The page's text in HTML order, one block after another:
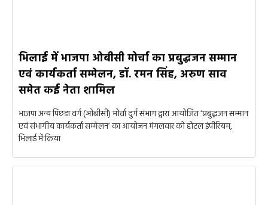
भिलाई में भाजपा ओबीसी मोर्चा का प्रबुद्धजन सम्मान
एवं कार्यकर्ता सम्मेलन, डॉ. रमन सिंह, अरुण साव
समेत कई नेता शामिल
भाजपा अन्य पिछड़ा वर्ग (ओबीसी) मोर्चा दुर्ग संभाग द्वारा आयोजित ‘प्रबुद्धजन सम्मान
एवं संभागीय कार्यकर्ता सम्मेलन’ का आयोजन मंगलवार को होटल इंपीरियम,
भिलाई में किया